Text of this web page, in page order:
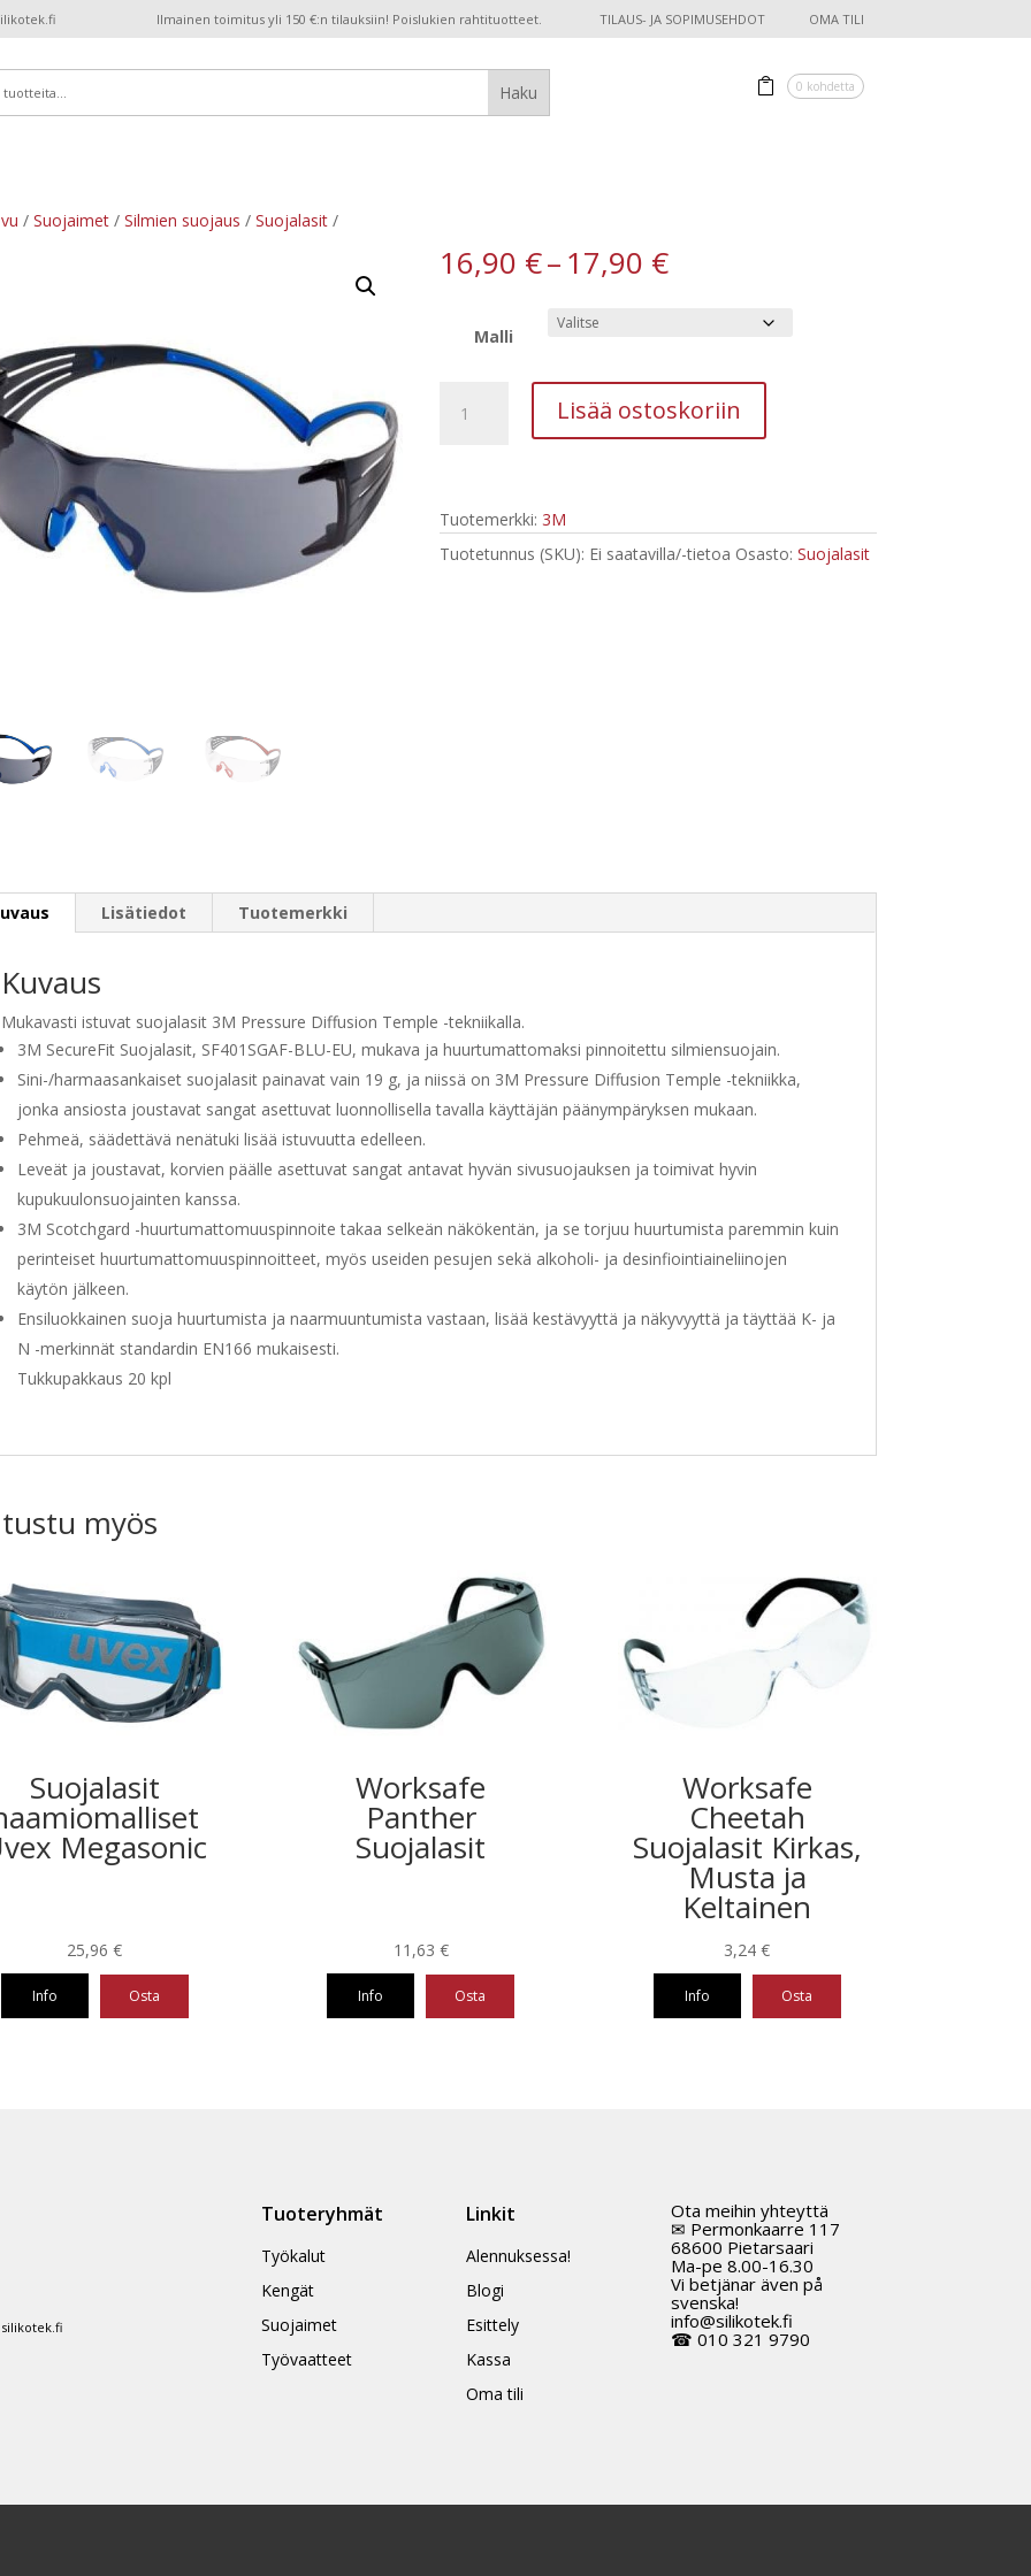
Ilmainen toimitus yli 150 €:n tilauksiin! Poislukien rahtituotteet. TILAUS- JA SOPIMUSEHDOT OMA TILI
0 kohdetta
/ Suojaimet/ Silmien suojaus / Suojalasit/
16,90 €–17,90 €Hintaluokka:
16,90 €
17,90 €
Malli
Lisää ostoskoriin
Tuotemerkki: 3M
Tuotetunnus (SKU): Ei saatavilla/-tietoa Osasto: Suojalasit
Lisätiedot Tuotemerkki
Kuvaus
Mukavasti istuvat suojalasit 3M Pressure Diffusion Temple -tekniikalla.
3M SecureFit Suojalasit, SF401SGAF-BLU-EU, mukava ja huurtumattomaksi pinnoitettu silmiensuojain.
Sini-/harmaasankaiset suojalasit painavat vain 19 g, ja niissä on 3M Pressure Diffusion Temple -tekniikka,
jonka ansiosta joustavat sangat asettuvat luonnollisella tavalla käyttäjän päänympäryksen mukaan.
Pehmeä, säädettävä nenätuki lisää istuvuutta edelleen.
Leveät ja joustavat, korvien päälle asettuvat sangat antavat hyvän sivusuojauksen ja toimivat hyvin
kupukuulonsuojainten kanssa.
3M Scotchgard -huurtumattomuuspinnoite takaa selkeän näkökentän, ja se torjuu huurtumista paremmin kuin
perinteiset huurtumattomuuspinnoitteet, myös useiden pesujen sekä alkoholi- ja desinfiointiaineliinojen
käytön jälkeen.
Ensiluokkainen suoja huurtumista ja naarmuuntumista vastaan, lisää kestävyyttä ja näkyvyyttä ja täyttää K- ja
N -merkinnät standardin EN166 mukaisesti.
Tukkupakkaus 20 kpl
myös
Suojalasit
Megasonic
25,96€
Info Osta
Worksafe
Panther
Suojalasit
11,63 €
Info Osta
valinnat
sivulla.
Worksafe
Cheetah
Suojalasit Kirkas,
Musta ja
Keltainen
3,24€
Info Osta
valinnat
tuotteen
Tuoteryhmät
Työkalut
Kengät
Suojaimet
Työvaatteet
Linkit
Alennuksessa!
Blogi
Esittely
Kassa
Oma tili
Ota meihin yhteyttä
✉ Permonkaarre 117
68600 Pietarsaari
Ma-pe 8.00-16.30
Vi betjänar även på
svenska!
info@silikotek.fi
☎ 010 321 9790